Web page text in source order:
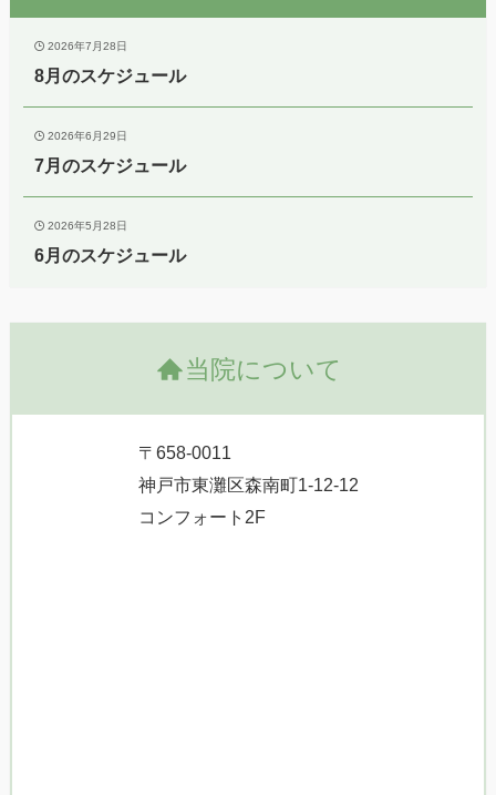
2026年7月28日
8月のスケジュール
2026年6月29日
7月のスケジュール
2026年5月28日
6月のスケジュール
当院について
〒658-0011
神戸市東灘区森南町1-12-12
コンフォート2F